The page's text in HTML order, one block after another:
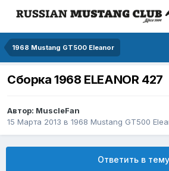
1968 Mustang GT500 Eleanor
Сборка 1968 ELEANOR 427
Автор: MuscleFan
15 Марта 2013 в 1968 Mustang GT500
Ответить в тему